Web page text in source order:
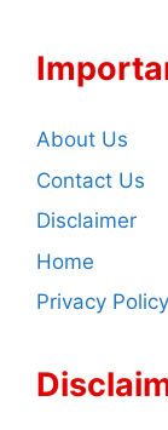
About Us
Contact Us
Disclaimer
Home
Privacy Policy